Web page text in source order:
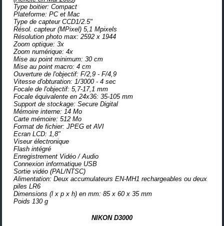
Type boitier: Compact
Plateforme: PC et Mac
Type de capteur CCD1/2.5"
Résol. capteur (MPixel) 5,1 Mpixels
Résolution photo max: 2592 x 1944
Zoom optique: 3x
Zoom numérique: 4x
Mise au point minimum: 30 cm
Mise au point macro: 4 cm
Ouverture de l'objectif: F/2,9 - F/4,9
Vitesse d'obturation: 1/3000 - 4 sec
Focale de l'objectif: 5,7-17,1 mm
Focale équivalente en 24x36: 35-105 mm
Support de stockage: Secure Digital
Mémoire interne: 14 Mo
Carte mémoire: 512 Mo
Format de fichier: JPEG et AVI
Ecran LCD: 1,8"
Viseur électronique
Flash intégré
Enregistrement Vidéo / Audio
Connexion informatique USB
Sortie vidéo (PAL/NTSC)
Alimentation: Deux accumulateurs EN-MH1 rechargeables ou deux
piles LR6
Dimensions (l x p x h) en mm: 85 x 60 x 35 mm
Poids 130 g
NIKON D3000